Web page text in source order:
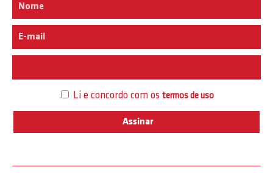
Li e concordo com os termos de uso